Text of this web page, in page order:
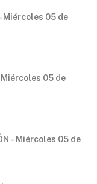
Miércoles 05 de
Miércoles 05 de
– Miércoles 05 de